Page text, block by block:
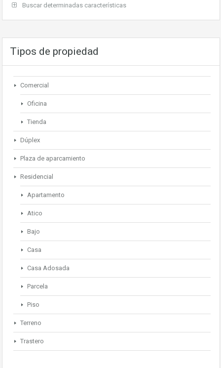
Buscar determinadas características
Tipos de propiedad
Comercial
Oficina
Tienda
Dúplex
Plaza de aparcamiento
Residencial
Apartamento
Atico
Bajo
Casa
Casa Adosada
Parcela
Piso
Terreno
Trastero